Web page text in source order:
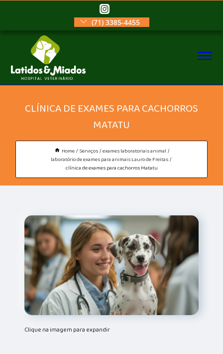
(71) 3385-4455
CLÍNICA DE EXAMES PARA CACHORROS
MATATU
Home Serviços exames laboratoriais animal
laboratório de exames para animais Lauro de Freitas
clínica de exames para cachorros Matatu
Clique na imagem para expandir